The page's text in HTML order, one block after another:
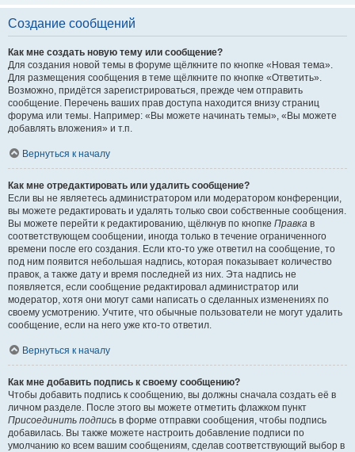
Создание сообщений
Как мне создать новую тему или сообщение?
Для создания новой темы в форуме щёлкните по кнопке «Новая тема».
Для размещения сообщения в теме щёлкните по кнопке «Ответить».
Возможно, придётся зарегистрироваться, прежде чем отправить
сообщение. Перечень ваших прав доступа находится внизу страниц
форума или темы. Например: «Вы можете начинать темы», «Вы можете
добавлять вложения» и т.п.
Вернуться к началу
Как мне отредактировать или удалить сообщение?
Если вы не являетесь администратором или модератором конференции,
вы можете редактировать и удалять только свои собственные сообщения.
Вы можете перейти к редактированию, щёлкнув по кнопке Правка в
соответствующем сообщении, иногда только в течение ограниченного
времени после его создания. Если кто-то уже ответил на сообщение, то
под ним появится небольшая надпись, которая показывает количество
правок, а также дату и время последней из них. Эта надпись не
появляется, если сообщение редактировал администратор или
модератор, хотя они могут сами написать о сделанных изменениях по
своему усмотрению. Учтите, что обычные пользователи не могут удалить
сообщение, если на него уже кто-то ответил.
Вернуться к началу
Как мне добавить подпись к своему сообщению?
Чтобы добавить подпись к сообщению, вы должны сначала создать её в
личном разделе. После этого вы можете отметить флажком пункт
Присоединить подпись в форме отправки сообщения, чтобы подпись
добавилась. Вы также можете настроить добавление подписи по
умолчанию ко всем вашим сообщениям, сделав соответствующий выбор в